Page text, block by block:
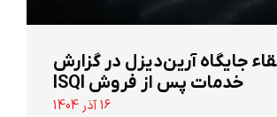
جایگاه آرین‌دیزل در گزارش
خدمات پس از فروش ISQI
16 آذر 1404